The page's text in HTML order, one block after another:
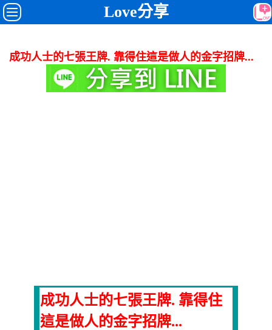
Love分享
成功人士的七張王牌. 靠得住這是做人的金字招牌...
成功人士的七張王牌. 靠得住
這是做人的金字招牌...